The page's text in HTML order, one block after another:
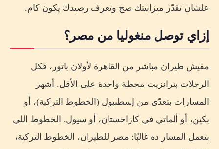
علشان تقدّر ميزانيتك صح وتعرف رصيدك يكون كام.
إزاي توصل منغوليا من مصر؟
مفيش طيران مباشر من القاهرة لأولان باتور، فكل
الرحلات بترانزيت محطة واحدة على الأقل. أشهر
المسارات بتعدّي من إسطنبول (الخطوط التركية)، أو
بكين، أو ألماتي في كازاخستان، أو سيول. الخطوط اللي
بتعمل المسار ده غالبًا: مصر للطيران، الخطوط التركية،